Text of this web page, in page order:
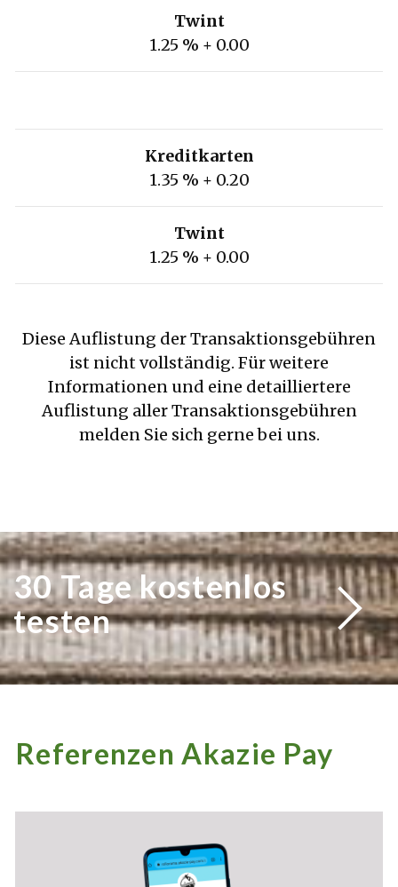
Twint
1.25 % + 0.00
Kreditkarten
1.35 % + 0.20
Twint
1.25 % + 0.00
Diese Auflistung der Transaktionsgebühren
ist nicht vollständig. Für weitere
Informationen und eine detailliertere
Auflistung aller Transaktionsgebühren
melden Sie sich gerne bei uns.
30 Tage kostenlos
testen
Referenzen Akazie Pay